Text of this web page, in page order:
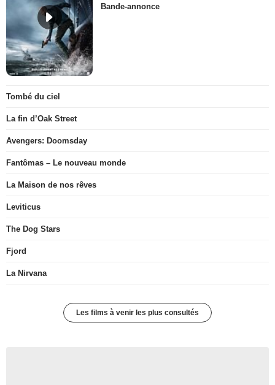
Bande-annonce
Tombé du ciel
La fin d’Oak Street
Avengers: Doomsday
Fantômas – Le nouveau monde
La Maison de nos rêves
Leviticus
The Dog Stars
Fjord
La Nirvana
Les films à venir les plus consultés